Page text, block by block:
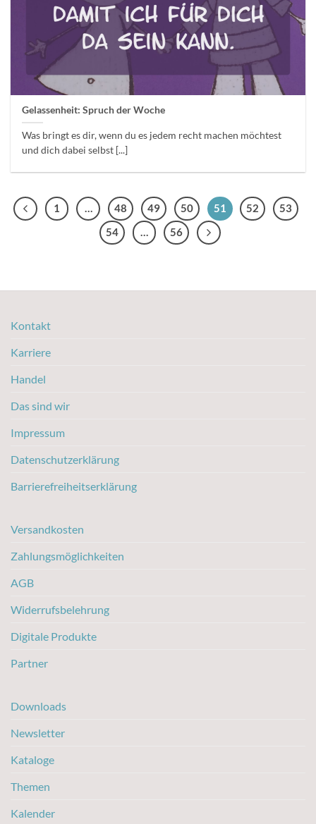
Gelassenheit: Spruch der Woche
Was bringt es dir, wenn du es jedem recht machen möchtest
und dich dabei selbst [...]
1 … 48 49 50 51 52
53
54
… 56
Kontakt
Karriere
Handel
Das sind wir
Impressum
Datenschutzerklärung
Barrierefreiheitserklärung
Versandkosten
Zahlungsmöglichkeiten
AGB
Widerrufsbelehrung
Digitale Produkte
Partner
Downloads
Newsletter
Kataloge
Themen
Kalender